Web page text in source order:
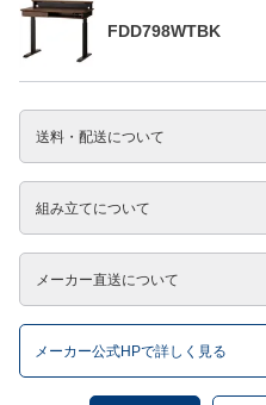
FDD798WTBK
送料・配送について
組み立てについて
メーカー直送について
メーカー公式HPで詳しく見る